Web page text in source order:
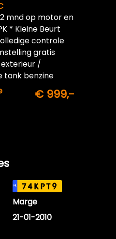
mnd op motor en
* Kleine Beurt
controle
gratis
/
tank benzine
€ 999,-
NL 74KPT9
Marge
21-01-2010